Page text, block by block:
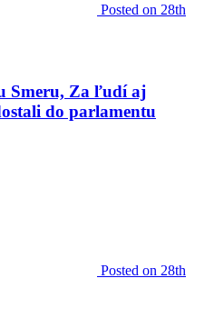
Posted on 28th
Smeru, Za ľudí aj
do parlamentu
Posted on 28th